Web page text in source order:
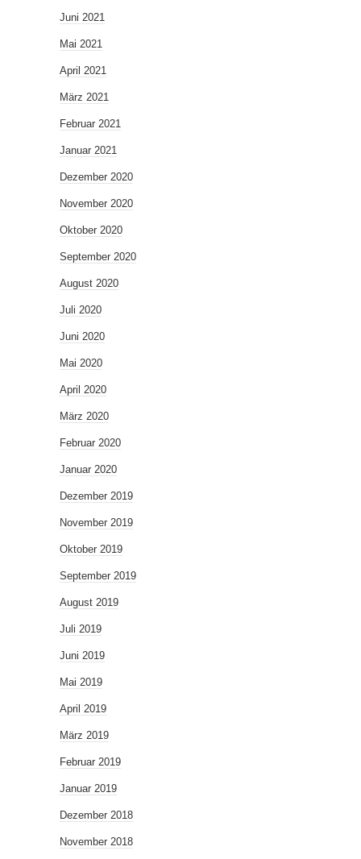
Juni 2021
Mai 2021
April 2021
März 2021
Februar 2021
Januar 2021
Dezember 2020
November 2020
Oktober 2020
September 2020
August 2020
Juli 2020
Juni 2020
Mai 2020
April 2020
März 2020
Februar 2020
Januar 2020
Dezember 2019
November 2019
Oktober 2019
September 2019
August 2019
Juli 2019
Juni 2019
Mai 2019
April 2019
März 2019
Februar 2019
Januar 2019
Dezember 2018
November 2018